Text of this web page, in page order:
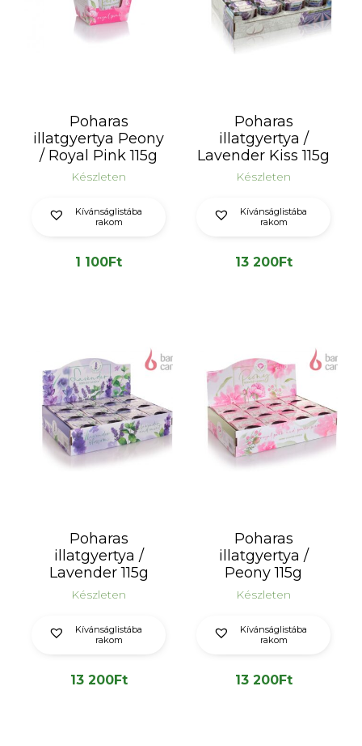
Poharas
illatgyertya Peony
/ Royal Pink 115g
Készleten
Kívánságlistába
rakom
1 100Ft
Poharas
illatgyertya /
Lavender Kiss 115g
Készleten
Kívánságlistába
rakom
13 200Ft
Poharas
illatgyertya /
Lavender 115g
Készleten
Kívánságlistába
rakom
13 200Ft
Poharas
illatgyertya /
Peony 115g
Készleten
Kívánságlistába
rakom
13 200Ft